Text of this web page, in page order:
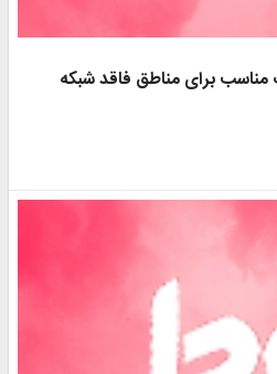
برای مناطق فاقد شبکه